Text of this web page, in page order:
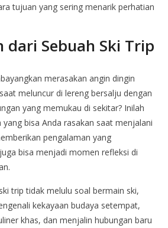
tujuan yang sering menarik perhatian
dari Sebuah Ski Trip
merasakan angin dingin
meluncur di lereng bersalju dengan
yang memukau di sekitar? Inilah
bisa Anda rasakan saat menjalani
pengalaman yang
bisa menjadi momen refleksi di
trip tidak melulu soal bermain ski,
kekayaan budaya setempat,
khas, dan menjalin hubungan baru